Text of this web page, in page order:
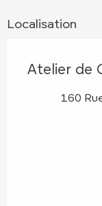
Localisation
Atelier de
160